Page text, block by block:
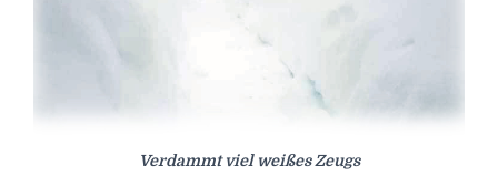
Verdammt viel weißes Zeugs